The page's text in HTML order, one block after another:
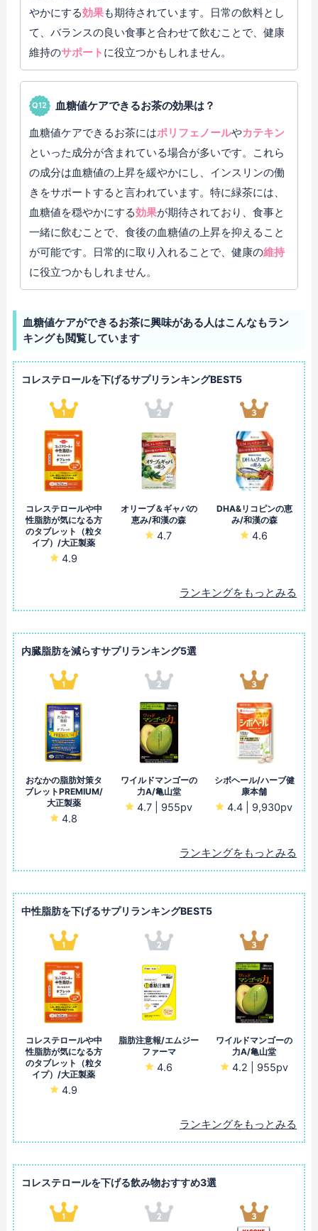
やかにする効果も期待されています。日常の飲料とし
て、バランスの良い食事と合わせて飲むことで、健康
維持のサポート に役立つかもしれません。
血糖値ケアできるお茶の効果は？
血糖値ケアできるお茶にはポリフェノールやカテキン
といった成分が含まれている場合が多いです。これら
の成分は血糖値の上昇を緩やかにし、インスリンの働
きをサポートすると言われています。特に緑茶には、
血糖値を穏やかにする効果が期待されており、食事と
一緒に飲むことで、食後の血糖値の上昇を抑えること
が可能です。日常的に取り入れることで、健康の維持
に役立つかもしれません。
血糖値ケアができるお茶に興味がある人はこんなもラン
キングも閲覧しています
コレステロールを下げるサプリランキングBEST5
コレステロールや中
性脂肪が気になる方
のタブレット（粒タ
イプ）/大正製薬
4.9
オリーブ＆ギャバの
恵み/和漢の森
4.7
DHA&リコピンの恵
み/和漢の森
4.6
ランキングをもっとみる
内臓脂肪を減らすサプリランキング5選
おなかの脂肪対策タ
ブレットPREMIUM/
大正製薬
4.8
ワイルドマンゴーの
力A/亀山堂
4.7 | 955pv
シボヘール/ハーブ健
康本舗
4.4 | 9,930pv
ランキングをもっとみる
中性脂肪を下げるサプリランキングBEST5
コレステロールや中
性脂肪が気になる方
のタブレット（粒タ
イプ）/大正製薬
4.9
脂肪注意報/エムジー
ファーマ
4.6
ワイルドマンゴーの
力A/亀山堂
4.2 | 955pv
ランキングをもっとみる
コレステロールを下げる飲み物おすすめ3選